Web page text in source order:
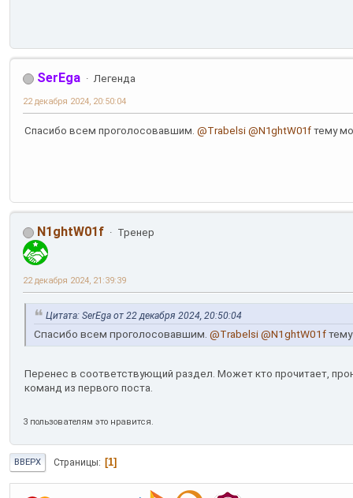
SerEga Легенда
22 декабря 2024, 20:50:04
Спасибо всем проголосовавшим. @Trabelsi @N1ghtW01f тему
N1ghtW01f Тренер
22 декабря 2024, 21:39:39
Цитата: SerEga от 22 декабря 2024, 20:50:04
Спасибо всем проголосовавшим. @Trabelsi@N1ghtW01f
Перенес в соответствующий раздел. Может кто прочитает,
команд из первого поста.
3 пользователям это нравится.
ВВЕРХ Страницы 1